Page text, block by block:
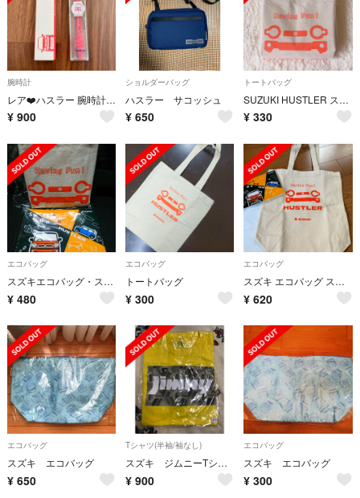
腕時計
レア❤️ハスラー 腕時計 HUSTLER スズキ 非売品
¥ 900
ショルダーバッグ
ハスラー サコッシュ
¥ 650
トートバッグ
SUZUKI HUSTLER スズキ ハスラー エコトートバック
¥ 330
エコバッグ
スズキエコバッグ・スケッチブック
¥ 480
エコバッグ
トートバッグ
¥ 300
エコバッグ
スズキ エコバッグ スケッチブック SUZUKI
¥ 620
エコバッグ
スズキ エコバッグ
¥ 650
Tシャツ(半袖/袖なし)
スズキ ジムニーTシャツ
¥ 900
エコバッグ
スズキ エコバッグ
¥ 300